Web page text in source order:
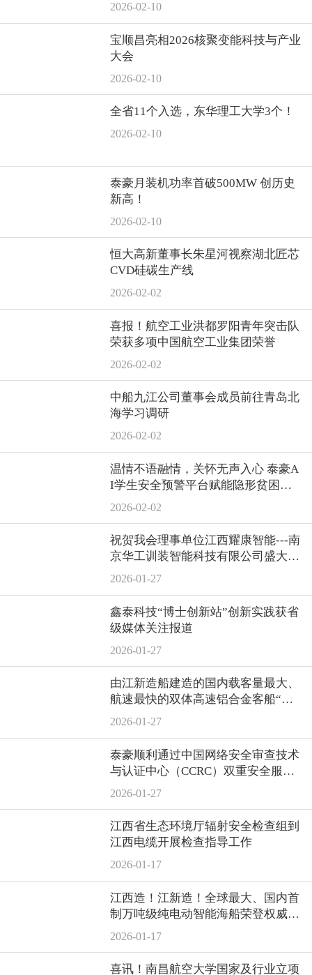
2026-02-10
宝顺昌亮相2026核聚变能科技与产业
大会
2026-02-10
全省11个入选，东华理工大学3个！
2026-02-10
泰豪月装机功率首破500MW 创历史
新高！
2026-02-10
恒大高新董事长朱星河视察湖北匠芯
CVD硅碳生产线
2026-02-02
喜报！航空工业洪都罗阳青年突击队
荣获多项中国航空工业集团荣誉
2026-02-02
中船九江公司董事会成员前往青岛北
海学习调研
2026-02-02
温情不语融情，关怀无声入心 泰豪A
I学生安全预警平台赋能隐形贫困精
准资助
2026-02-02
祝贺我会理事单位江西耀康智能---南
京华工训装智能科技有限公司盛大开
业！
2026-01-27
鑫泰科技“博士创新站”创新实践获省
级媒体关注报道
2026-01-27
由江新造船建造的国内载客量最大、
航速最快的双体高速铝合金客船“北
游36”轮顺利交付
2026-01-27
泰豪顺利通过中国网络安全审查技术
与认证中心（CCRC）双重安全服务
资质认证
2026-01-27
江西省生态环境厅辐射安全检查组到
江西电缆开展检查指导工作
2026-01-17
江西造！江新造！全球最大、国内首
制万吨级纯电动智能海船荣登权威媒
体
2026-01-17
喜讯！南昌航空大学国家及行业立项